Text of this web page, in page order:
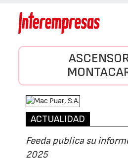
ACTUALIDAD
Feeda publica su
2025